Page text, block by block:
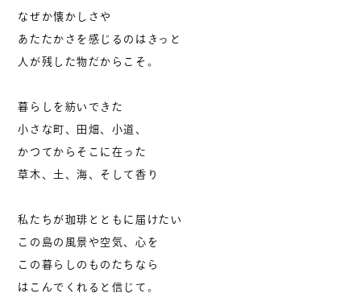
なぜか懐かしさや
あたたかさを感じるのはきっと
人が残した物だからこそ。
暮らしを紡いできた
小さな町、田畑、小道、
かつてからそこに在った
草木、土、海、そして香り
私たちが珈琲とともに届けたい
この島の風景や空気、心を
この暮らしのものたちなら
はこんでくれると信じて。